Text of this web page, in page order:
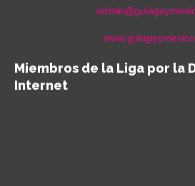
Miembros de la Liga por la
Internet